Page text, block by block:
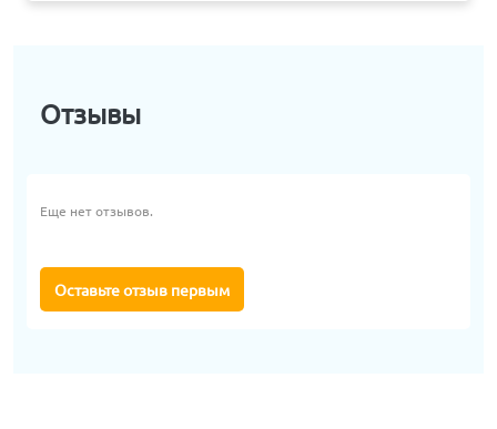
Отзывы
Еще нет отзывов.
Оставьте отзыв первым